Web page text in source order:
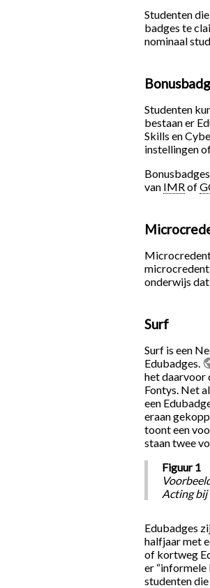
Studenten
badges te
nominaal
Studenten
bestaan er
Skills en
instellingen
van IMRof
onderwijs
Surf
Surf is een
Edubadges.
het daarvoor
Fontys. Net
een
eraan
toont een
staan twee
Figuur 1
Acting bij
Edubadges
halfjaar met
of kortweg
er
studenten